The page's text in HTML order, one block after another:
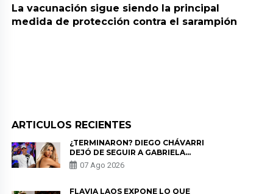
La vacunación sigue siendo la principal
medida de protección contra el sarampión
ARTICULOS RECIENTES
¿TERMINARON? DIEGO CHÁVARRI
DEJÓ DE SEGUIR A GABRIELA
HERRERA Y ANUNCIA SU SALIDA
DE PÓDCAST
07 Ago 2026
FLAVIA LAOS EXPONE LO QUE